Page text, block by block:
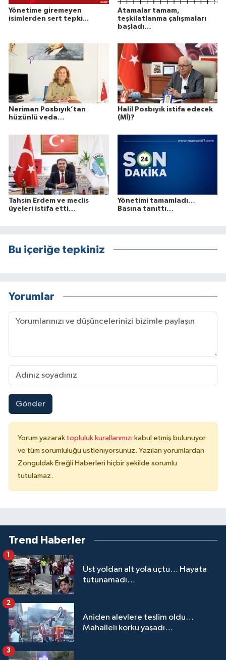
Yönetime giremeyen
isimlerden sert tepki...
Atamalar tamam,
teşkilatlanma çalışmaları
başladı…
Neriman Posbıyık’tan
hüzünlü veda…
Halil Posbıyık istifa edecek
(Mİ)?
Tahsin Erdem ve meclis
üyeleri istifa etti…
Yönetimi tamamladı…
Basına tanıttı…
Bu içeriğe tepkiniz
Yorumlar
Gönder
Yorum yazarak topluluk kurallarımızı kabul etmiş bulunuyor
ve tüm sorumluluğu üstleniyorsunuz. Yazılan yorumlardan
Zonguldak Ereğli Haberleri hiçbir şekilde sorumlu
tutulamaz.
Trend Haberler
Üst yoldan alt yola uçtu… Hayata
tutunamadı…
1
Aniden alevlere teslim oldu…
Mahalleli korku yaşadı…
2
3